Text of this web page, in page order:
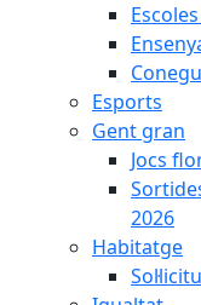
Esports
Gent gran
Jocs
2026
Habitatge